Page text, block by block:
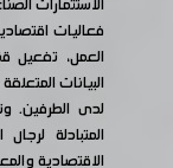
فعاليات
العمل، تفعيل
البيانات
لدى الطرفين.
المتبادلة
الاقتصادية